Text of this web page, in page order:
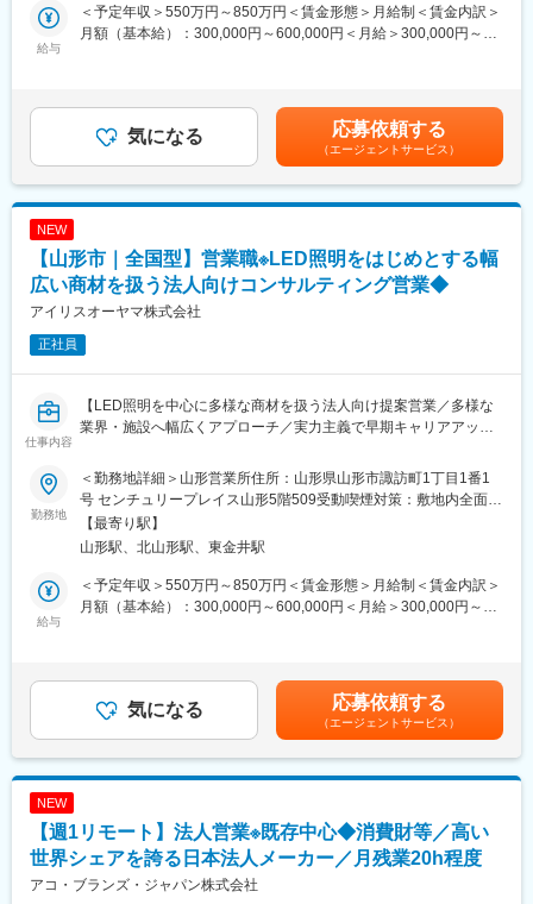
も安心して成長できる環境です。
■キャリアパス
実力次第で早期昇格やグループ会社役員への登用例もあり、幅広
いキャリア形成が可能です。
■企業の魅力
ユーザーイン発想・イノベーションを重視し、多角的な事業展開
で成長を続けるグローバルメーカーです。
変更の範囲：会社の定める業務
す。既存顧客へのルート営業を中心に新規開拓も並行し、顧客の
課題やニーズに応じた最適なソリューションを提供します。
設、工場、物流施設、小売店 等）
取扱商品：LED照明、空調・エアソリューション、映像機器、建
築資材などを組み合わせて提案
提案の目的：施設の省エネ化、快適性向上、コスト削減など顧客
課題の解決
→アフターフォロー（担当は一貫）
社会性のある案件：官公庁案件や地方学校のLED化など公共性・
社会貢献度の高い業務も含む
施工体制：工事はグループ会社や外部協力会社と連携して実施
勤務条件の目安：残業はおよそ月40時間程度想定、そのほかに直
行直帰や出張などもあり
■扱うサービス
数。グループ全体のシナジーを活かし、顧客ごとに最適な組み合
わせ提案が可能です。
■教育体制
も安心して成長できる環境です。
■キャリアパス
実力次第で早期昇格やグループ会社役員への登用例もあり、幅広
いキャリア形成が可能です。
■企業の魅力
ユーザーイン発想・イノベーションを重視し、多角的な事業展開
で成長を続けるグローバルメーカーです。
給与
＜予定年収＞550万円～850万円＜賃金形態＞月給制＜賃金内訳＞
月額（基本給）：300,000円～600,000円＜月給＞300,000円～
る可能性がございます。※休日出勤手当あり※リーダー職は固定残
業手当（50,000円／20～25h／超過分別途支給）※管理監督職は時
間外手当の対象外賃金はあくまでも目安の金額であり、選考を通
じて上下する可能性があります。月給(月額)は固定手当を含めた表
記です。
気になる 応募依頼する
（エージェントサービス）
NEW
【山形市｜全国型】営業職※LED照明をはじめとする幅
広い商材を扱う法人向けコンサルティング営業◆
アイリスオーヤマ株式会社
正社員
仕事内容
【LED照明を中心に多様な商材を扱う法人向け提案営業／多様な
業界・施設へ幅広くアプローチ／実力主義で早期キャリアアップ
■業務概要
当社の営業職として、主に官公庁や民間企業など多様な法人顧客
へLED照明や各種設備機器、内装資材など幅広い商材を提案しま
す。既存顧客へのルート営業を中心に新規開拓も並行し、顧客の
課題やニーズに応じた最適なソリューションを提供します。
取扱商品：LED照明、空調・エアソリューション、映像機器、建
築資材などを組み合わせて提案
提案の目的：施設の省エネ化、快適性向上、コスト削減など顧客
社会貢献度の高い業務も含む
施工体制：工事はグループ会社や外部協力会社と連携して実施
勤務条件の目安：残業はおよそ月40時間程度想定、そのほかに直
勤務地
＜勤務地詳細＞山形営業所住所：山形県山形市諏訪町1丁目1番1
号 センチュリープレイス山形5階509受動喫煙対策：敷地内全面禁
煙変更の範囲：会社の定める事業所
【最寄り駅】
山形駅、北山形駅、東金井駅
給与
＜予定年収＞550万円～850万円＜賃金形態＞月給制＜賃金内訳＞
月額（基本給）：300,000円～600,000円＜月給＞300,000円～
る可能性がございます。※休日出勤手当あり※リーダー職は固定残
業手当（50,000円／20～25h／超過分別途支給）※管理監督職は時
間外手当の対象外賃金はあくまでも目安の金額であり、選考を通
じて上下する可能性があります。月給(月額)は固定手当を含めた表
記です。
気になる 応募依頼する
（エージェントサービス）
NEW
【週1リモート】法人営業※既存中心◆消費財等／高い
世界シェアを誇る日本法人メーカー／月残業20h程度
アコ・ブランズ・ジャパン株式会社